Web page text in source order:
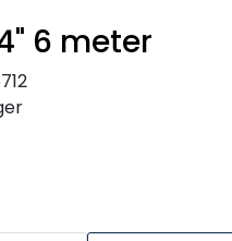
6 meter